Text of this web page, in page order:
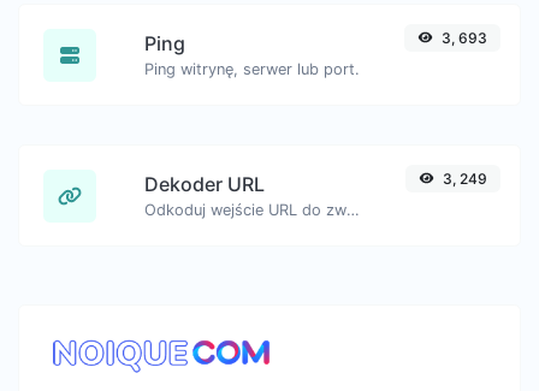
Ping
Ping witrynę, serwer lub port.
3, 693
Dekoder URL
Odkoduj wejście URL do zwykłego ciągu znaków.
3, 249